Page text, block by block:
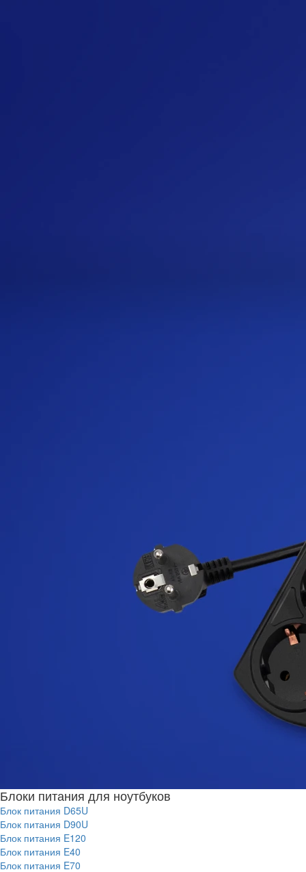
Блоки питания для ноутбуков
Блок питания D65U
Блок питания D90U
Блок питания E120
Блок питания E40
Блок питания E70